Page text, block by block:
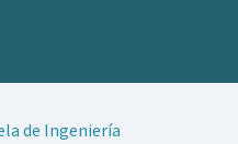
de Ingeniería